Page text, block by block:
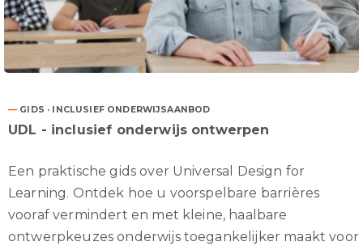
— GIDS · INCLUSIEF ONDERWIJSAANBOD
UDL - inclusief onderwijs ontwerpen
Een praktische gids over Universal Design for
Learning. Ontdek hoe u voorspelbare barrières
vooraf vermindert en met kleine, haalbare
ontwerpkeuzes onderwijs toegankelijker maakt voor